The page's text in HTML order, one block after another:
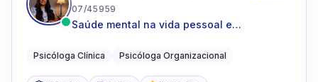
07/45959
Saúde mental na vida pessoal e
Psicóloga Clínica Psicóloga Organizacional